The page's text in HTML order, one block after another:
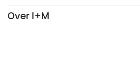
Over I+M